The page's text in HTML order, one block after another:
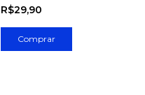
R$29,90